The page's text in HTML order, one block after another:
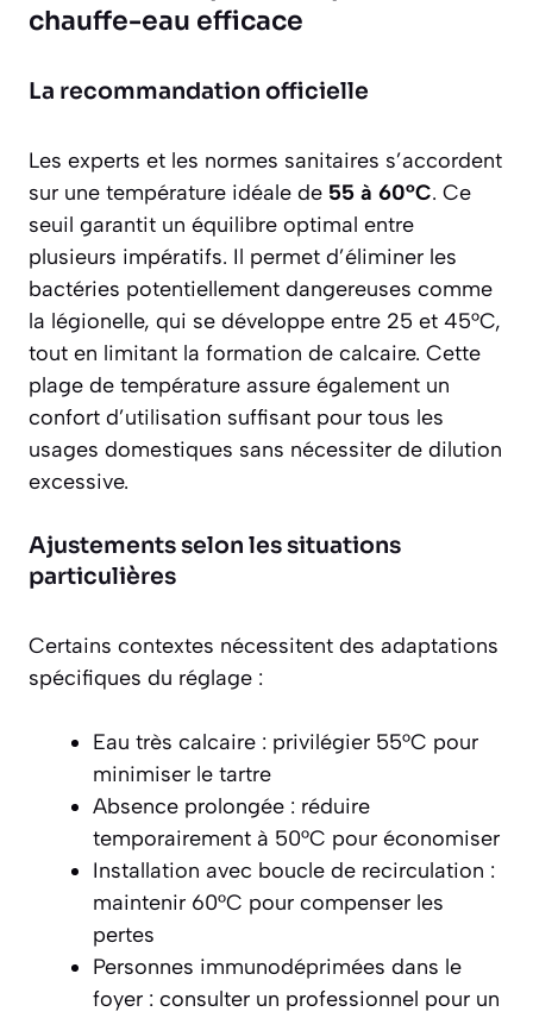
chauffe-eau efficace
La recommandation officielle
Les experts et les normes sanitaires s’accordent
sur une température idéale de 55 à 60°C. Ce
seuil garantit un équilibre optimal entre
plusieurs impératifs. Il permet d’éliminer les
bactéries potentiellement dangereuses comme
la légionelle, qui se développe entre 25 et 45°C,
tout en limitant la formation de calcaire. Cette
plage de température assure également un
confort d’utilisation suffisant pour tous les
usages domestiques sans nécessiter de dilution
excessive.
Ajustements selon les situations
particulières
Certains contextes nécessitent des adaptations
spécifiques du réglage :
Eau très calcaire : privilégier 55°C pour
minimiser le tartre
Absence prolongée : réduire
temporairement à 50°C pour économiser
Installation avec boucle de recirculation :
maintenir 60°C pour compenser les
pertes
Personnes immunodéprimées dans le
foyer : consulter un professionnel pour un